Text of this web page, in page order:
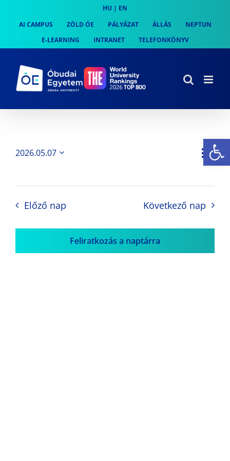
content
HU | EN
AI CAMPUS
ZÖLD ÓE PÁLYÁZAT ÁLLÁS
NEPTUN
E-LEARNING
INTRANET TELEFONKÖNYV
Nap
2026.05.07
Előző nap Következő nap
Feliratkozás a naptárra